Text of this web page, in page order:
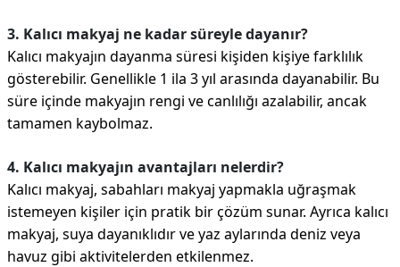
3. Kalıcı makyaj ne kadar süreyle dayanır?
Kalıcı makyajın dayanma süresi kişiden kişiye farklılık
gösterebilir. Genellikle 1 ila 3 yıl arasında dayanabilir. Bu
süre içinde makyajın rengi ve canlılığı azalabilir, ancak
tamamen kaybolmaz.
4. Kalıcı makyajın avantajları nelerdir?
Kalıcı makyaj, sabahları makyaj yapmakla uğraşmak
istemeyen kişiler için pratik bir çözüm sunar. Ayrıca kalıcı
makyaj, suya dayanıklıdır ve yaz aylarında deniz veya
havuz gibi aktivitelerden etkilenmez.